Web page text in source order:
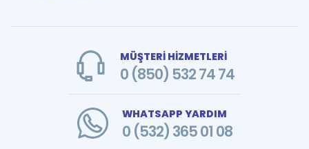
MÜŞTERİ HİZMETLERİ
0 (850) 532 74 74
WHATSAPP YARDIM
0 (532) 365 01 08